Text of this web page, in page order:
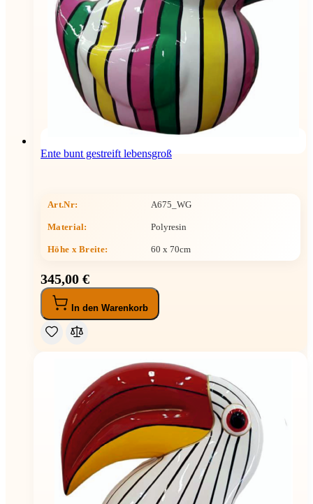
Ente bunt gestreift lebensgroß
Art.Nr: A675_WG
Material: Polyresin
Höhe x Breite: 60 x 70cm
345,00 €
In den Warenkorb